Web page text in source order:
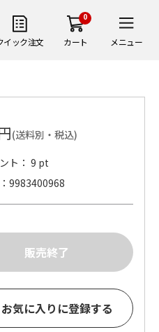
イック注文
0
カート メニュー
(送料別・税込)
ト： 9 pt
9983400968
お気に入りに登録する